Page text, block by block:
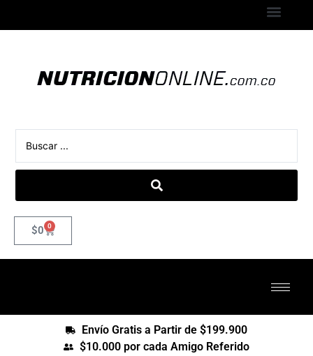
$0 0
Envío Gratis a Partir de $199.900
$10.000 por cada Amigo Referido